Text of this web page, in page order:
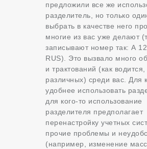
предложили все же
разделитель, но только
выбрать в качестве него
многие из вас уже делают
записывают номер так: А
RUS). Это вызвало много
и трактований (как водится,
различных) среди вас. Для
удобнее использовать
для кого-то использование
разделителя предполагает
перенастройку учетных
прочие проблемы и
(например, изменение